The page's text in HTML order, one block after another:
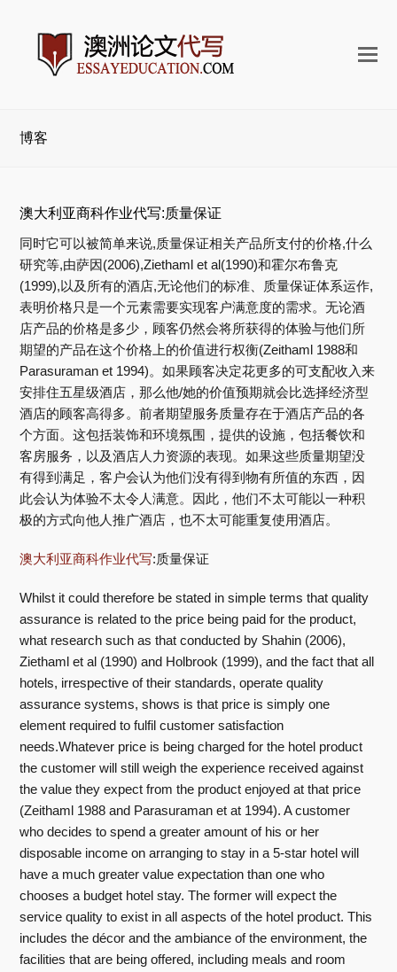
打
博客
澳大利亚商科作业代写:质量保证
同时它可以被简单来说,质量保证相关产品所支付的价格,什么
研究等,由萨因(2006),Ziethaml et al(1990)和霍尔布鲁克
(1999),以及所有的酒店,无论他们的标准、质量保证体系运作,
表明价格只是一个元素需要实现客户满意度的需求。无论酒
店产品的价格是多少，顾客仍然会将所获得的体验与他们所
期望的产品在这个价格上的价值进行权衡(Zeithaml 1988和
Parasuraman et 1994)。如果顾客决定花更多的可支配收入来
安排住五星级酒店，那么他/她的价值预期就会比选择经济型
酒店的顾客高得多。前者期望服务质量存在于酒店产品的各
个方面。这包括装饰和环境氛围，提供的设施，包括餐饮和
客房服务，以及酒店人力资源的表现。如果这些质量期望没
有得到满足，客户会认为他们没有得到物有所值的东西，因
此会认为体验不太令人满意。因此，他们不太可能以一种积
极的方式向他人推广酒店，也不太可能重复使用酒店。
澳大利亚商科作业代写:质量保证
Whilst it could therefore be stated in simple terms that quality
assurance is related to the price being paid for the product,
what research such as that conducted by Shahin (2006),
Ziethaml et al (1990) and Holbrook (1999), and the fact that all
hotels, irrespective of their standards, operate quality
assurance systems, shows is that price is simply one
element required to fulfil customer satisfaction
needs.Whatever price is being charged for the hotel product
the customer will still weigh the experience received against
the value they expect from the product enjoyed at that price
(Zeithaml 1988 and Parasuraman et at 1994). A customer
who decides to spend a greater amount of his or her
disposable income on arranging to stay in a 5-star hotel will
have a much greater value expectation than one who
chooses a budget hotel stay. The former will expect the
service quality to exist in all aspects of the hotel product. This
includes the décor and the ambiance of the environment, the
facilities that are being offered, including meals and room